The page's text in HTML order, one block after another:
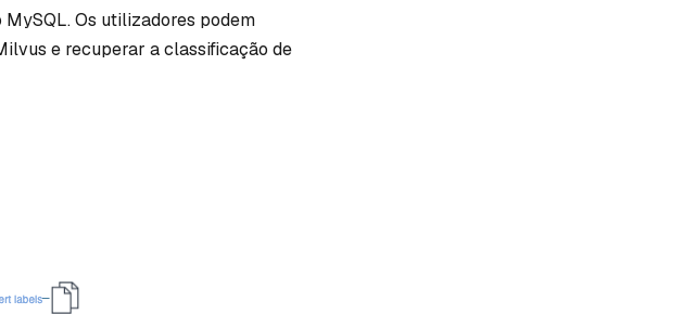
dimensão
Os utilizadores podem
e recuperar a classificação de